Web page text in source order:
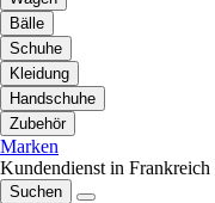
Bälle
Schuhe
Kleidung
Handschuhe
Zubehör
Marken
Kundendienst in Frankreich
Suchen